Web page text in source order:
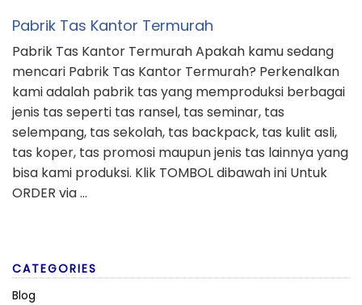
Pabrik Tas Kantor Termurah
Pabrik Tas Kantor Termurah Apakah kamu sedang
mencari Pabrik Tas Kantor Termurah? Perkenalkan
kami adalah pabrik tas yang memproduksi berbagai
jenis tas seperti tas ransel, tas seminar, tas
selempang, tas sekolah, tas backpack, tas kulit asli,
tas koper, tas promosi maupun jenis tas lainnya yang
bisa kami produksi. Klik TOMBOL dibawah ini Untuk
ORDER via …
CATEGORIES
Blog